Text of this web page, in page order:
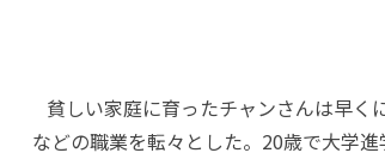
貧しい家庭に育ったチャンさんは早く
などの職業を転々とした。20歳で大学